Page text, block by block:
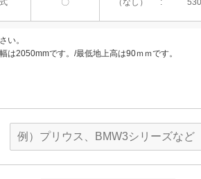
い。
2050mmです。/最低地上高は90ｍｍです。